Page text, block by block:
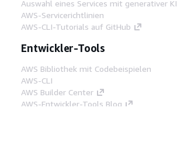
Auswahl eines Services mit generativer KI
AWS-Servicerichtlinien
AWS-CLI-Tutorials auf GitHub
Entwickler-Tools
AWS Bibliothek mit Codebeispielen
AWS-CLI
AWS Builder Center
AWS-Entwickler-Tools Blog